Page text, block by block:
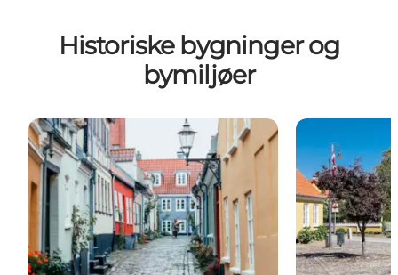
Historiske bygninger og
bymiljøer
Hjelmerstald Algade/